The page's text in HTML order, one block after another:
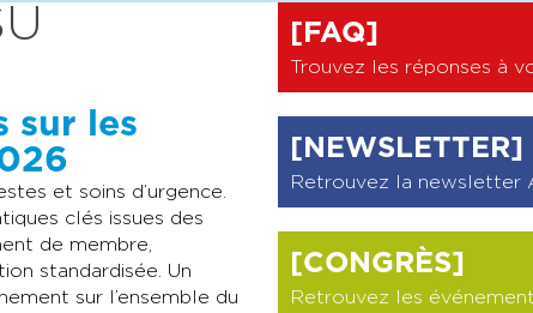
sur les
et soins d’urgence.
clés issues des
de membre,
standardisée. Un
sur l’ensemble du
[FAQ]
Trouvez les réponses à
[NEWSLETTER]
Retrouvez la newsletter
[CONGRÈS]
Retrouvez les